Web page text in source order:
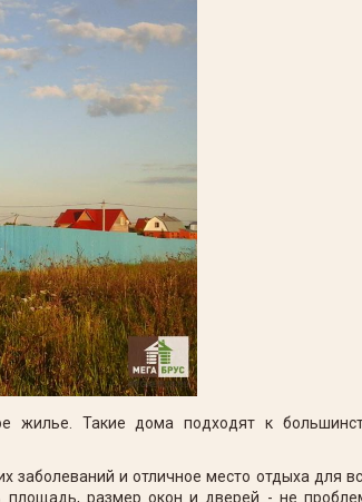
жилье. Такие дома подходят к
заболеваний и отличное место отдыха для
размер окон и дверей - не